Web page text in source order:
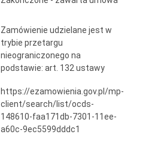
Zamówienie udzielane jest w
trybie przetargu
nieograniczonego na
podstawie: art. 132 ustawy
https://ezamowienia.gov.pl/mp-
client/search/list/ocds-
148610-faa171db-7301-11ee-
a60c-9ec5599dddc1